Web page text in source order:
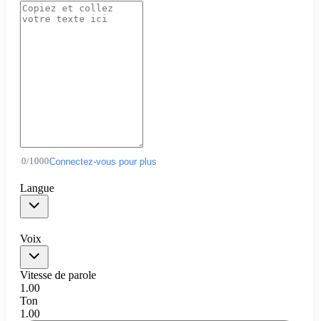
0/1000Connectez-vous pour plus
Langue
Voix
Vitesse de parole
1.00
Ton
1.00